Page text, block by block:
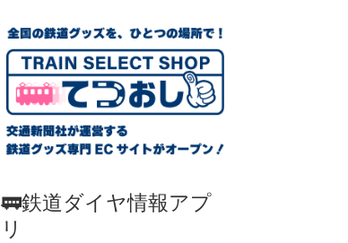
🚃鉄道ダイヤ情報アプ
リ